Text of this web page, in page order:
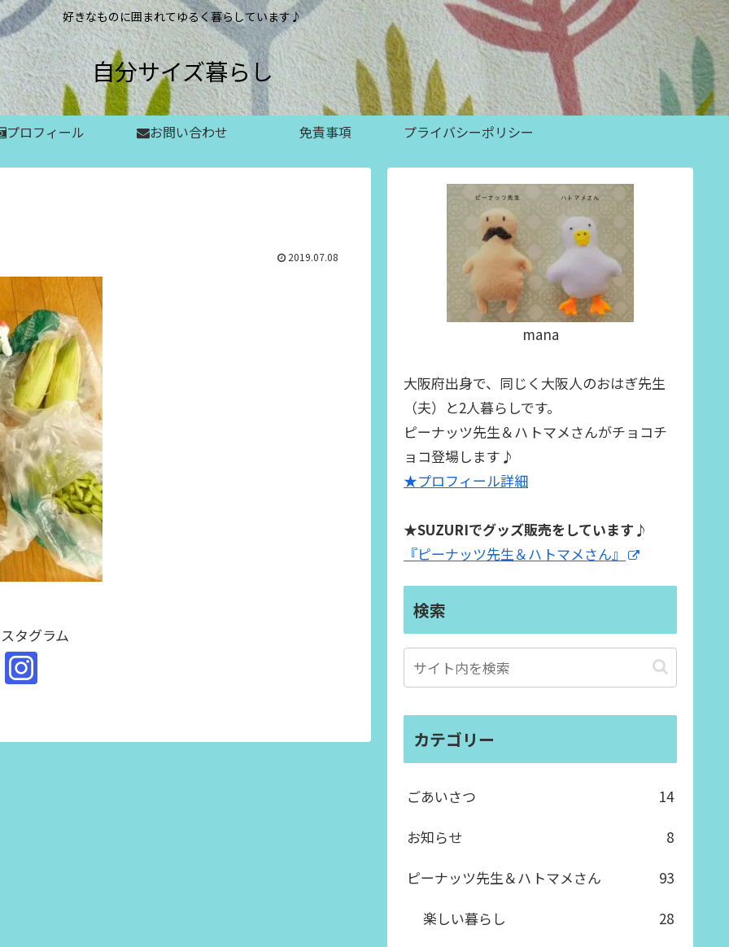
好きなものに囲まれてゆるく暮らしています♪
自分サイズ暮らし
プロフィール お問い合わせ 免責事項 プライバシーポリシー
2019.07.08
タグラム
mana
大阪府出身で、同じく大阪人のおはぎ先生
（夫）と2人暮らしです。
ピーナッツ先生＆ハトマメさんがチョコチ
ョコ登場します♪
★プロフィール詳細
★SUZURIでグッズ販売をしています♪
『ピーナッツ先生＆ハトマメさん』
検索
カテゴリー
ごあいさつ
14
お知らせ
8
ピーナッツ先生＆ハトマメさん
93
楽しい暮らし
28